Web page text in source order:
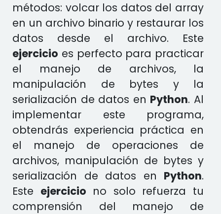
Apps
métodos: volcar los datos del array
en un archivo binario y restaurar los
datos desde el archivo. Este
ejercicio es perfecto para practicar
el manejo de archivos, la
manipulación de bytes y la
serialización de datos en Python. Al
implementar este programa,
obtendrás experiencia práctica en
el manejo de operaciones de
archivos, manipulación de bytes y
serialización de datos en Python.
Este ejercicio no solo refuerza tu
comprensión del manejo de